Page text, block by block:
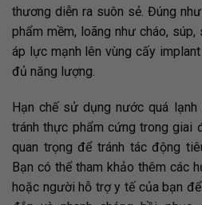
thương diễn ra suôn sẻ. Đúng
phẩm mềm, loãng như cháo,
áp lực mạnh lên vùng cấy
đủ năng lượng.
Hạn chế sử dụng nước quá
tránh thực phẩm cứng trong giai
quan trọng để tránh tác động
Bạn có thể tham khảo thêm các
hoặc người hỗ trợ y tế của bạn